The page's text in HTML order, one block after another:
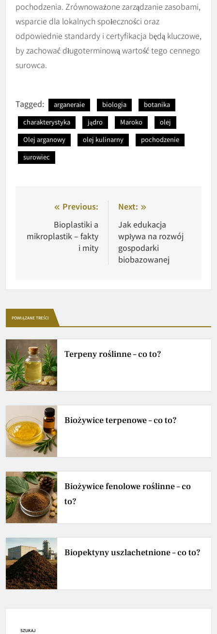
pochodzenia. Zrównoważone zarządzanie zasobami,
wsparcie dla lokalnych społeczności oraz
odpowiednie standardy i certyfikacja będą kluczowe,
by zachować długoterminową wartość tego cennego
surowca.
Tagged: arganeraie biologia
botanika
charakterystyka
jądro Maroko
olej
Olej arganowy
olej kulinarny
pochodzenie
surowiec
Nawigacja
wpisu
Previous:
Bioplastiki a
mikroplastik – fakty
i mity
Next:
Jak edukacja
wpływa na rozwój
gospodarki
biobazowanej
POWIĄZANE TREŚCI
Terpeny roślinne – co to?
Biożywice terpenowe – co to?
Biożywice fenolowe roślinne – co
to?
Biopektyny uszlachetnione – co to?
SZUKAJ